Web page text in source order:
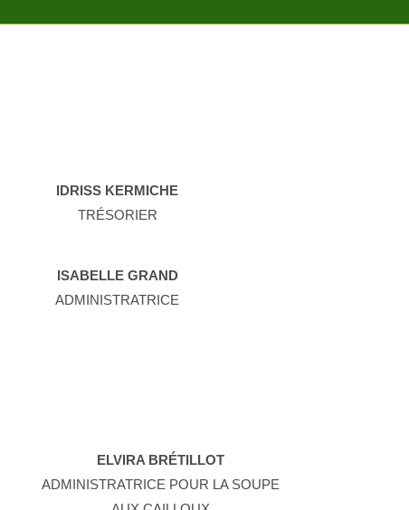
IDRISS KERMICHE
TRÉSORIER
ISABELLE GRAND
ADMINISTRATRICE
ELVIRA BRÉTILLOT
ADMINISTRATRICE POUR LA SOUPE